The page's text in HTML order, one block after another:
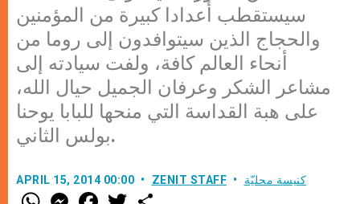
سيستقطب أعدادا كبيرة من المؤمنين
والحجاج الذين سيتوافدون إلى روما من
أنحاء العالم كافة، ولفت سيادته إلى
مشاعر الشكر وعرفان الجميل حيال الله،
على هبة القداسة التي منحها للبابا يوحنا
بولس الثاني.
APRIL 15, 2014 00:00 ZENIT STAFF كنيسة محليّة
W M F